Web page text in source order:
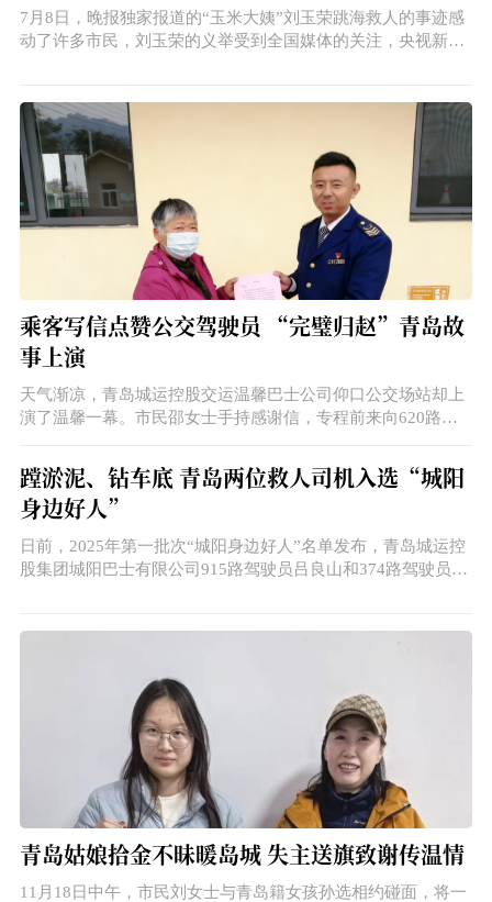
7月8日，晚报独家报道的“玉米大姨”刘玉荣跳海救人的事迹感
动了许多市民，刘玉荣的义举受到全国媒体的关注，央视新
乘客写信点赞公交驾驶员 “完璧归赵”青岛故
事上演
天气渐凉，青岛城运控股交运温馨巴士公司仰口公交场站却上
演了温馨一幕。市民邵女士手持感谢信，专程前来向620路驾
蹚淤泥、钻车底 青岛两位救人司机入选“城阳
身边好人”
日前，2025年第一批次“城阳身边好人”名单发布，青岛城运控
股集团城阳巴士有限公司915路驾驶员吕良山和374路驾驶员邱
了城阳巴士的正能量。
青岛姑娘拾金不昧暖岛城 失主送旗致谢传温情
11月18日中午，市民刘女士与青岛籍女孩孙选相约碰面，将一